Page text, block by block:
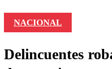
NACIONAL
Delincuentes